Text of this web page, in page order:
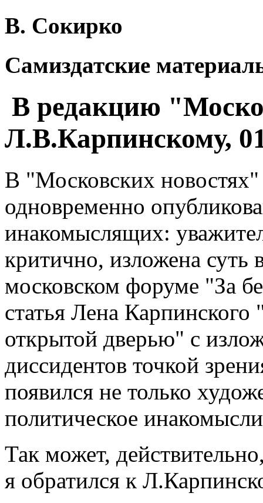
В. Сокирко
Самиздатские
В редакцию
Л.В.Карпинскому,
В "Московских
одновременно
инакомыслящих:
критично, изложена суть
московском форуме "За
статья Лена
открытой дверью" с
диссидентов точкой
появился не только
политическое
Так может,
я обратился к